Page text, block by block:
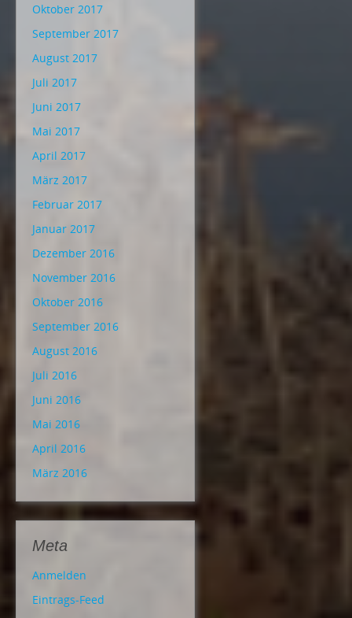
Oktober 2017
September 2017
August 2017
Juli 2017
Juni 2017
Mai 2017
April 2017
März 2017
Februar 2017
Januar 2017
Dezember 2016
November 2016
Oktober 2016
September 2016
August 2016
Juli 2016
Juni 2016
Mai 2016
April 2016
März 2016
Meta
Anmelden
Eintrags-Feed